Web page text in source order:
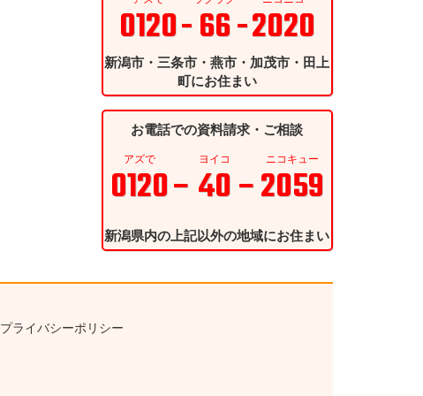
0120- 66 -2020
新潟市・三条市・燕市・加茂市・田上
町にお住まい
お電話での資料請求・ご相談
アズで
0120
ヨイコ
– 40 –
ニコキュー
2059
新潟県内の上記以外の地域にお住まい
プライバシーポリシー